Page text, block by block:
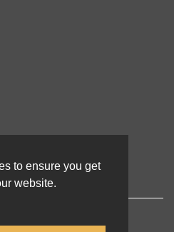
to ensure you get
website.